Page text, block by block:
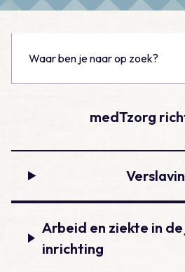
medTzorg
Arbeid en ziekte in
inrichting